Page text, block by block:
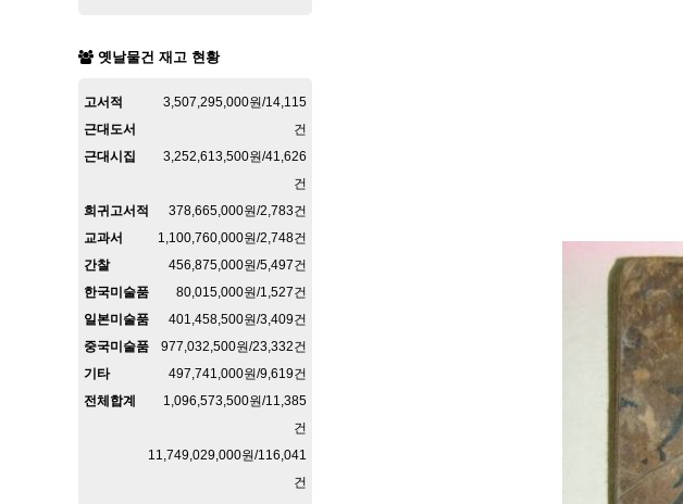
옛날물건 재고 현황
고서적
3,507,295,000원/14,115
건
근대도서
3,252,613,500원/41,626
건
근대시집
378,665,000원/2,783건
희귀고서적
1,100,760,000원/2,748건
교과서
456,875,000원/5,497건
간찰
80,015,000원/1,527건
한국미술품
401,458,500원/3,409건
일본미술품
977,032,500원/23,332건
중국미술품
497,741,000원/9,619건
기타
1,096,573,500원/11,385
건
전체합계
11,749,029,000원/116,041
건